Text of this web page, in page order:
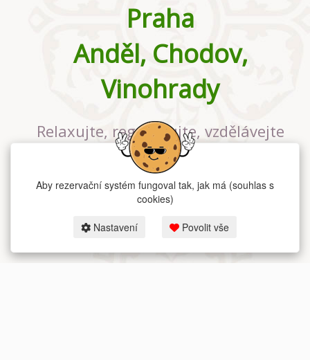
Praha
Anděl, Chodov,
Vinohrady
Relaxujte, regenerujte, vzdělávejte
se v největším jógovém studiu v
Praze
Aby rezervační systém fungoval tak, jak má (souhlas s
cookies)
Nastavení Povolit vše